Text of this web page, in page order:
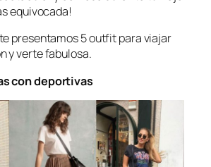
equivocada!
presentamos 5 outfit para viajar
y verte fabulosa.
con deportivas